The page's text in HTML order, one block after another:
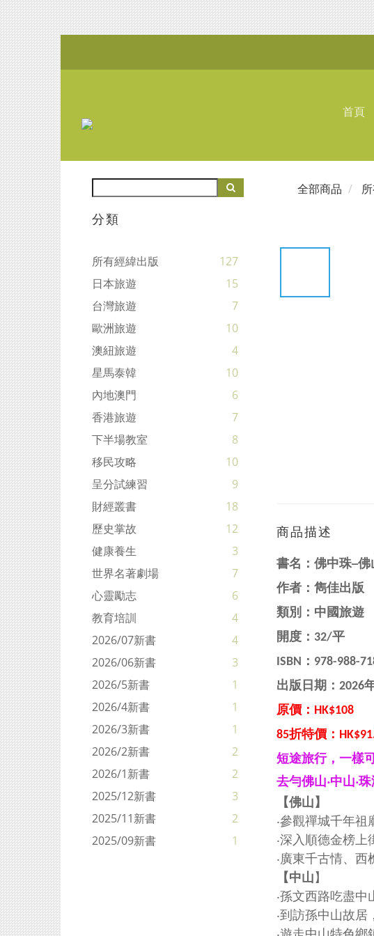
首頁
分類
所有經緯出版
127
日本旅遊
15
台灣旅遊
7
歐洲旅遊
10
澳紐旅遊
4
星馬泰韓
10
內地澳門
6
香港旅遊
7
下半場教室
8
移民攻略
10
呈分試練習
9
財經叢書
18
歷史掌故
12
健康養生
3
世界名著劇場
7
心靈勵志
6
教育培訓
4
2026/07新書
4
2026/06新書
3
2026/5新書
1
2026/4新書
1
2026/3新書
1
2026/2新書
2
2026/1新書
2
2025/12新書
3
2025/11新書
2
2025/09新書
1
全部商品
商品描述
書名： 佛中珠─佛
作者： 雋佳出版
類別：中國旅遊
開度：32/平
ISBN： 978-988-
出版日期：2026
原價：HK$108
85折特價：
短途旅行，一樣
去勻佛山‧中山‧
【佛山】
‧參觀禪城千年
‧深入順德金榜
‧廣東千古情、
【中山】
‧孫文西路吃盡
‧到訪孫中山故